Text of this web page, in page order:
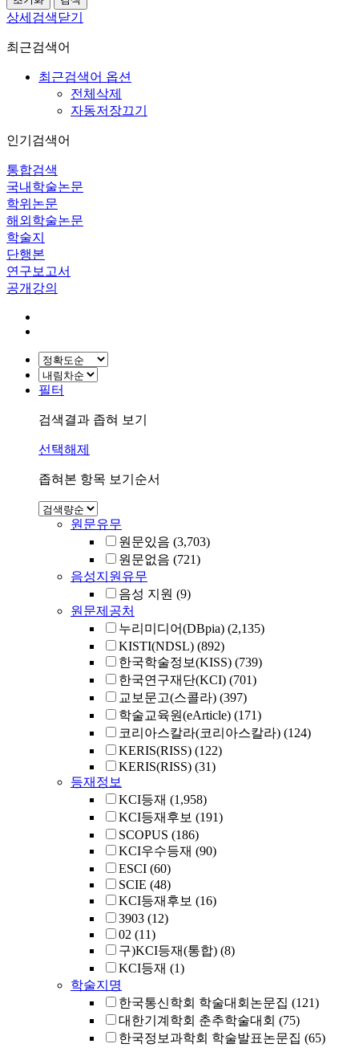
상세검색닫기
최근검색어
최근검색어 옵션
전체삭제
자동저장끄기
인기검색어
통합검색
국내학술논문
학위논문
해외학술논문
학술지
단행본
연구보고서
공개강의
필터
검색결과 좁혀 보기
선택해제
좁혀본 항목 보기순서
원문유무
원문있음 (3,703)
원문없음 (721)
음성지원유무
음성 지원 (9)
원문제공처
누리미디어(DBpia) (2,135)
KISTI(NDSL) (892)
한국학술정보(KISS) (739)
한국연구재단(KCI) (701)
교보문고(스콜라) (397)
학술교육원(eArticle) (171)
코리아스칼라(코리아스칼라) (124)
KERIS(RISS) (122)
KERIS(RISS) (31)
등재정보
KCI등재 (1,958)
KCI등재후보 (191)
SCOPUS (186)
KCI우수등재 (90)
ESCI (60)
SCIE (48)
KCI등재후보 (16)
3903 (12)
02 (11)
구)KCI등재(통합) (8)
KCI등재 (1)
학술지명
한국통신학회 학술대회논문집 (121)
대한기계학회 춘추학술대회 (75)
한국정보과학회 학술발표논문집 (65)